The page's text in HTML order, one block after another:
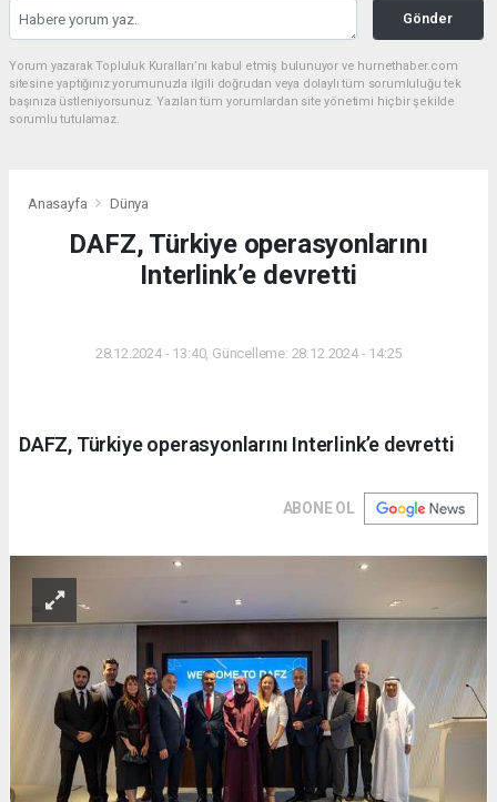
Gönder
Yorum yazarak Topluluk Kuralları’nı kabul etmiş bulunuyor ve hurnethaber.com
sitesine yaptığınız yorumunuzla ilgili doğrudan veya dolaylı tüm sorumluluğu tek
başınıza üstleniyorsunuz. Yazılan tüm yorumlardan site yönetimi hiçbir şekilde
sorumlu tutulamaz.
Anasayfa Dünya
DAFZ, Türkiye operasyonlarını
Interlink’e devretti
28.12.2024 - 13:40, Güncelleme: 28.12.2024 - 14:25
DAFZ, Türkiye operasyonlarını Interlink’e devretti
ABONE OL